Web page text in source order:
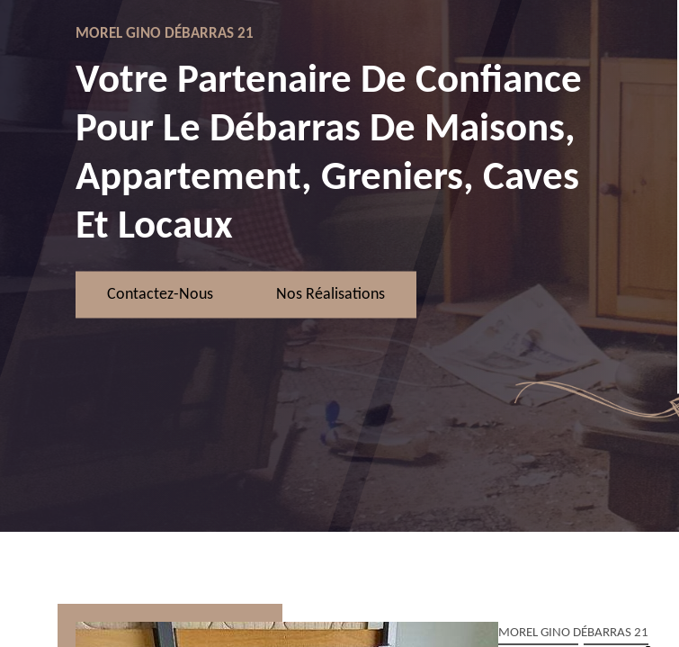
MOREL GINO DÉBARRAS 21
Votre Partenaire De Confiance
Pour Le Débarras De Maisons,
Appartement, Greniers, Caves
Et Locaux
Contactez-Nous Nos Réalisations
MOREL GINO DÉBARRAS 21